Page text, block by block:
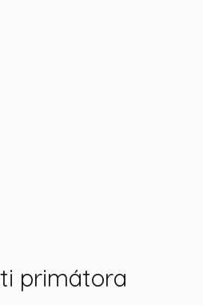
primátora